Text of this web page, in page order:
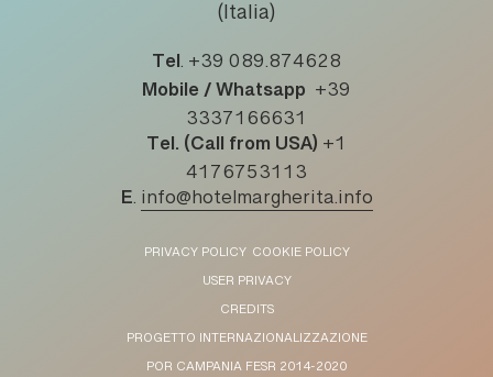
(Italia)
Tel. +39 089.874628
Mobile / Whatsapp +39
3337166631
Tel. (Call from USA) +1
4176753113
E. info@hotelmargherita.info
PRIVACY POLICY COOKIE POLICY
USER PRIVACY
CREDITS
PROGETTO INTERNAZIONALIZZAZIONE
POR CAMPANIA FESR 2014-2020